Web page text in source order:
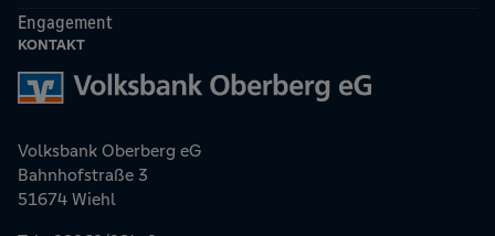
Engagement
KONTAKT
Volksbank Oberberg eG
Bahnhofstraße 3
51674 Wiehl